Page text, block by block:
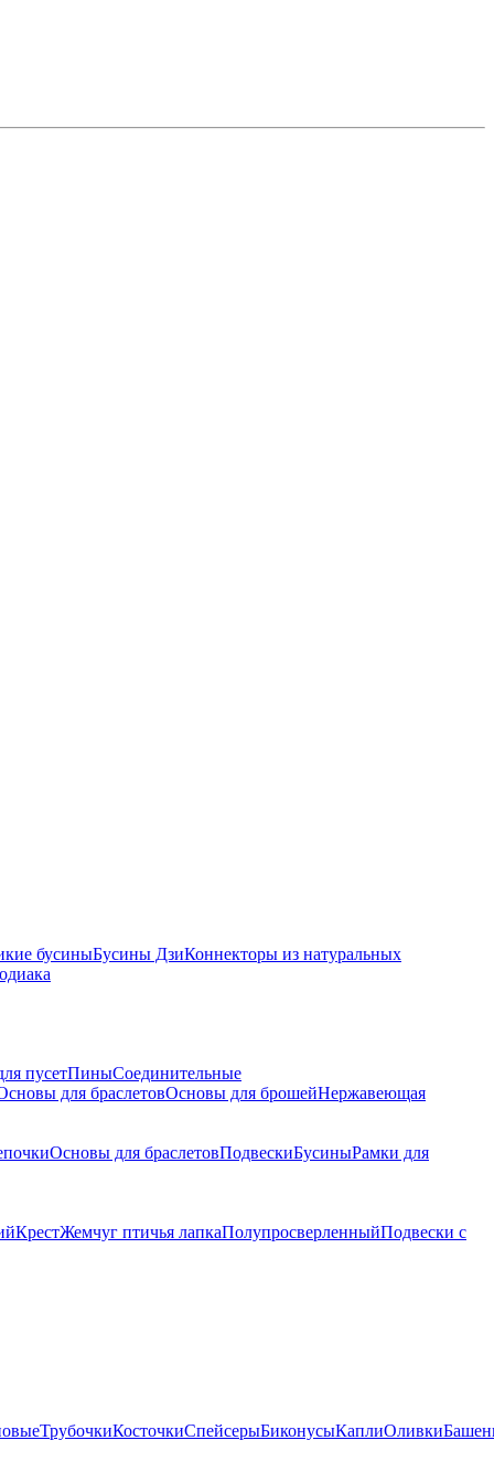
бусиныБусины ДзиКоннекторы из натуральных
пусетПиныСоединительные
для браслетовОсновы для брошейНержавеющая
Основы для браслетовПодвескиБусиныРамки для
КрестЖемчуг птичья лапкаПолупросверленныйПодвески с
ТрубочкиКосточкиСпейсерыБиконусыКаплиОливки